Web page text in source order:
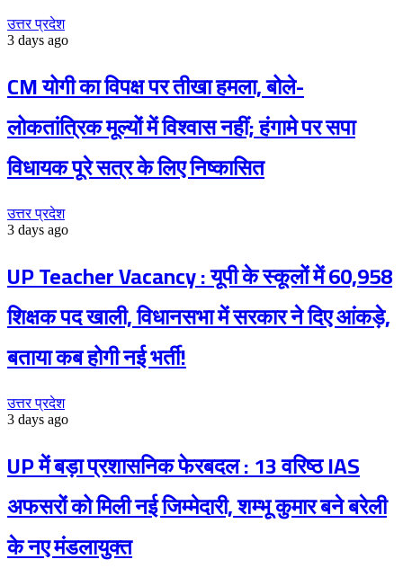
उत्तर प्रदेश
3 days ago
CM योगी का विपक्ष पर तीखा हमला, बोले-
लोकतांत्रिक मूल्यों में विश्वास नहीं; हंगामे पर सपा
विधायक पूरे सत्र के लिए निष्कासित
उत्तर प्रदेश
3 days ago
UP Teacher Vacancy : यूपी के स्कूलों में 60,958
शिक्षक पद खाली, विधानसभा में सरकार ने दिए आंकड़े,
बताया कब होगी नई भर्ती!
उत्तर प्रदेश
3 days ago
UP में बड़ा प्रशासनिक फेरबदल : 13 वरिष्ठ IAS
अफसरों को मिली नई जिम्मेदारी, शम्भू कुमार बने बरेली
के नए मंडलायुक्त